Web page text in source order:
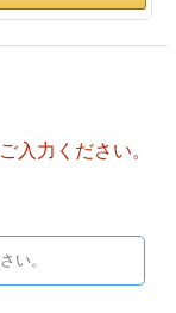
入力ください。